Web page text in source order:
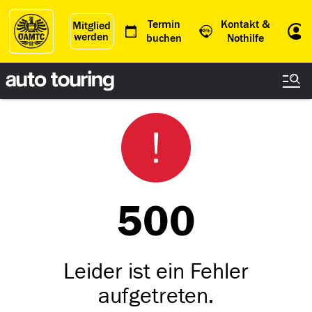
Mitglied
werden
Termin
buchen
Kontakt &
Nothilfe
500
Leider ist ein Fehler
aufgetreten.